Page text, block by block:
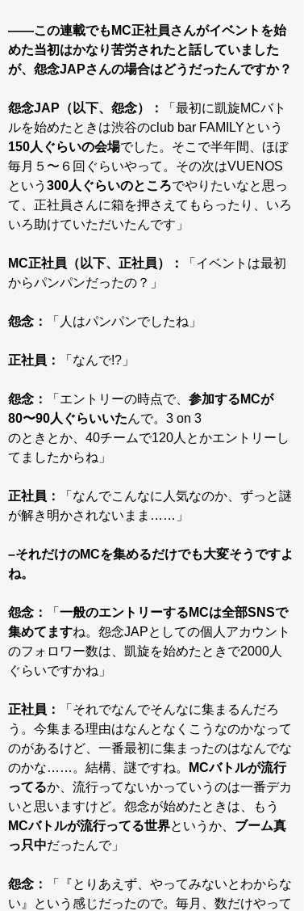
――この連載でもMC正社員さんがイベントを始
めた当初はかなり苦労されたと話していました
が、怨念JAPさんの場合はどうだったんですか？
怨念JAP（以下、怨念）：
「最初に凱旋MCバト
ルを始めたときは渋谷のclub bar FAMILYという
150人ぐらいの会場でした。そこで半年間、ほぼ
毎月５〜６回ぐらいやって。その次はVUENOS
という 300人ぐらいのところでやりたいなと思っ
て、正社員さんに箱を押さえてもらったり、いろ
いろ助けていただいたんです」
MC正社員（以下、正社員）：
「イベントは最初
からパンパンだったの？」
怨念： 「人はパンパンでしたね」
正社員： 「なんで!?」
怨念： 「エントリーの時点で、 参加するMCが
80〜90人ぐらいいたんで。3 on 3
のときとか、40チームで120人とかエントリーし
てましたからね」
正社員：
「なんでこんなに人気なのか、ずっと謎
が解き明かされないまま……」
–それだけのMCを集めるだけでも大変そうですよ
ね。
怨念： 「 一般のエントリーするMCは全部SNSで
集めてますね。怨念JAPとしての個人アカウント
のフォロワー数は、凱旋を始めたときで2000人
ぐらいですかね」
正社員：
「それでなんでそんなに集まるんだろ
う。今集まる理由はなんとなくこうなのかなって
のがあるけど、一番最初に集まったのはなんでな
のかな……。結構、謎ですね。
MCバトルが流行
ってるか、流行ってないかっていうのは一番デカ
いと思いますけど。怨念が始めたときは、もう
MCバトルが流行ってる世界というか、 ブーム真
っ只中だったんで」
怨念：
「『とりあえず、やってみないとわからな
い』という感じだったので。毎月、数だけやって